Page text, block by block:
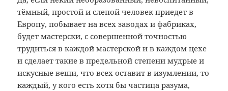
тёмный, простой и слепой человек приедет в
Европу, побывает на всех заводах и фабриках,
будет мастерски, с совершенной точностью
трудиться в каждой мастерской и в каждом цехе
и сделает такие в предельной степени мудрые и
искусные вещи, что всех оставит в изумлении, то
каждый, у кого есть хотя бы частица разума,